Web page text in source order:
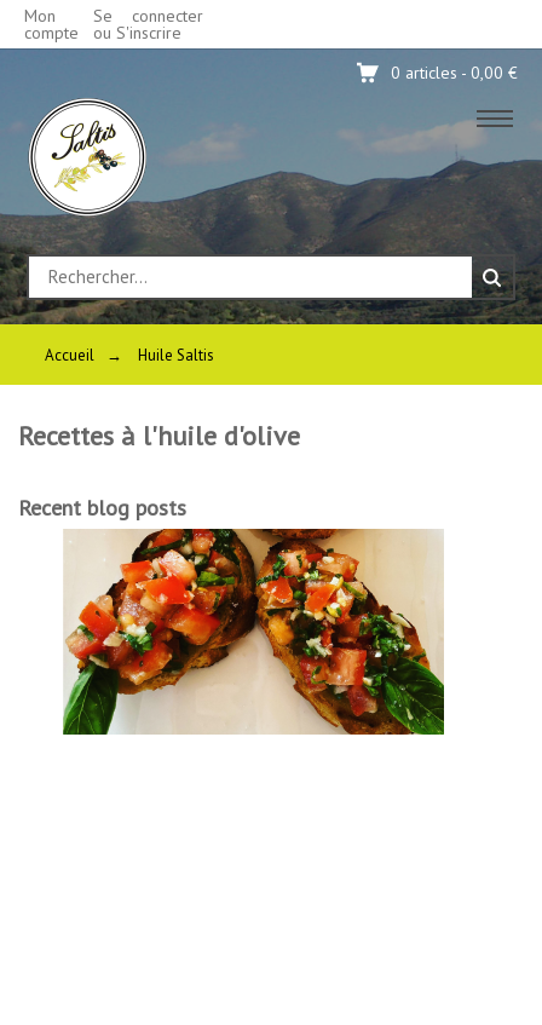
Mon
compte
Se connecter
ou S'inscrire
0 articles - 0,00 €
Accueil → Huile Saltis
Recettes à l'huile d'olive
Recent blog posts